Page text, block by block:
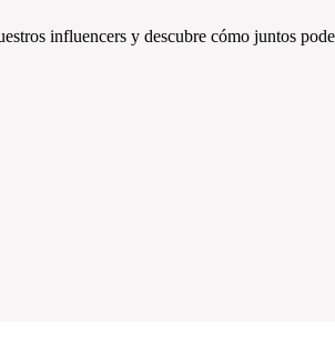
influencers y descubre cómo juntos